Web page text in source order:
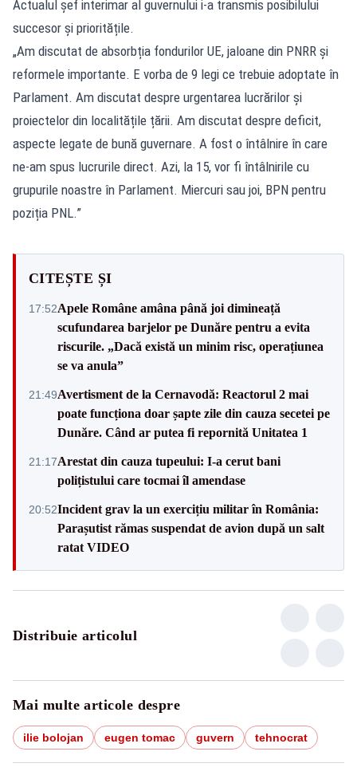
Actualul șef interimar al guvernului i-a transmis posibilului
succesor și prioritățile.
„Am discutat de absorbția fondurilor UE, jaloane din PNRR și
reformele importante. E vorba de 9 legi ce trebuie adoptate în
Parlament. Am discutat despre urgentarea lucrărilor și
proiectelor din localitățile țării. Am discutat despre deficit,
aspecte legate de bună guvernare. A fost o întâlnire în care
ne-am spus lucrurile direct. Azi, la 15, vor fi întâlnirile cu
grupurile noastre în Parlament. Miercuri sau joi, BPN pentru
poziția PNL.”
CITEȘTE ȘI
17:52Apele Române amâna până joi dimineață
scufundarea barjelor pe Dunăre pentru a evita
riscurile. „Dacă există un minim risc, operațiunea
se va anula”
21:49Avertisment de la Cernavodă: Reactorul 2 mai
poate funcționa doar șapte zile din cauza secetei pe
Dunăre. Când ar putea fi repornită Unitatea 1
21:17Arestat din cauza tupeului: I-a cerut bani
polițistului care tocmai îl amendase
20:52Incident grav la un exercițiu militar în România:
Parașutist rămas suspendat de avion după un salt
ratat VIDEO
Distribuie articolul
Mai multe articole despre
ilie bolojan eugen tomac guvern tehnocrat